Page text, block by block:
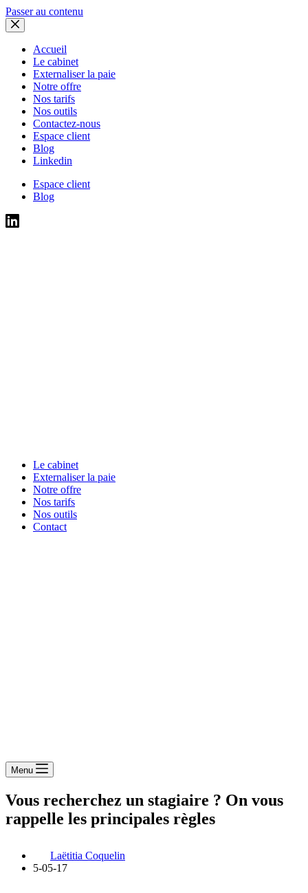
Passer au contenu
Accueil
Le cabinet
Externaliser la paie
Notre offre
Nos tarifs
Nos outils
Contactez-nous
Espace client
Blog
Linkedin
Espace client
Blog
Le cabinet
Externaliser la paie
Notre offre
Nos tarifs
Nos outils
Contact
Menu
Vous recherchez un stagiaire ? On vous
rappelle les principales règles
Laëtitia Coquelin
5-05-17